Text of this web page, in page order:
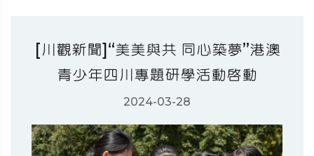
[川觀新聞]“美美與共 同心築夢”港澳
青少年四川專題研學活動啟動
2024-03-28